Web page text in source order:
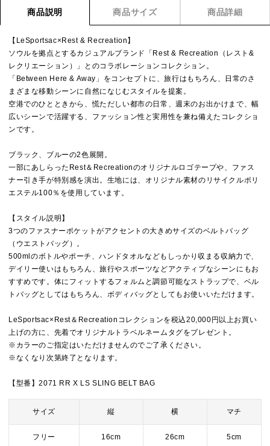
商品説明 商品サイズ 商品詳細
【LeSportsac×Rest & Recreation】
ソウルを拠点とするカジュアルブランド「Rest & Recreation（レスト&
レクリエーション）」とのコラボレーションコレクション。
「Between Here & Away」をコンセプトに、旅行はもちろん、日常のさ
まざまな移動シーンに自然になじむスタイルを提案。
空港でのひとときから、慌ただしい都市の日常、週末のお出かけまで、幅
広いシーンで活躍する、ファッション性と実用性を兼ね備えたコレクショ
ンです。
ブラック、ブルーの2色展開。
一部にあしらったRest＆Recreationのオリジナルロゴテープや、ファス
ナー引き手が特別感を演出。生地には、オリジナル素材のリサイクルポリ
エステル100％を使用しています。
【スタイル説明】
3つのファスナーポケットがアクセントの大きめサイズのベルトバッグ
（ウエストバッグ）。
500mlのボトルやポーチ、ハンドタオルなどもしっかり収まる収納力で、
デイリー使いはもちろん、旅行やスポーツなどアクティブなシーンにもお
すすめです。体にフィットするフォルムと調節可能なストラップで、ベル
トバッグとしてはもちろん、ボディバッグとしてもお使いいただけます。
LeSportsac×Rest＆Recreationコレクションを税込20,000円以上お買い
上げの方に、先着でオリジナルトラベルネームタグをプレゼント。
※カラーのご指定はいただけませんのでご了承ください。
※なくなり次第終了となります。
【型番】2071 RR X LS SLING BELT BAG
サイズ 縦 横 マチ
フリー 16cm 26cm 5cm